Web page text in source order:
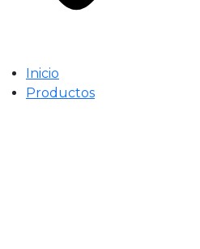
Inicio
Productos